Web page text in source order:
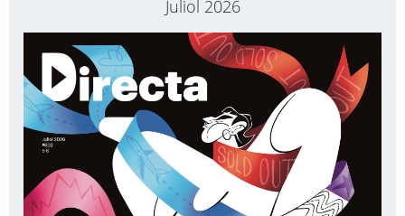
Juliol 2026